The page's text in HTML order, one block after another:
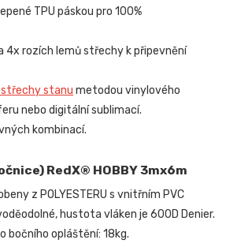
TPU páskou pro 100%
4x rozích lemů střechy k připevnění
stanu metodou vinylového
nebo digitální sublimací.
kombinací.
RedX® HOBBY 3mx6m
z POLYESTERU s vnitřním PVC
hustota vláken je 600D Denier.
bočního opláštění: 18kg.